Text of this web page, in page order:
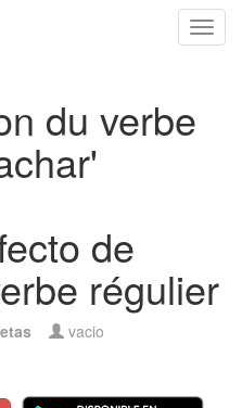
du verbe
de
régulier
vacio